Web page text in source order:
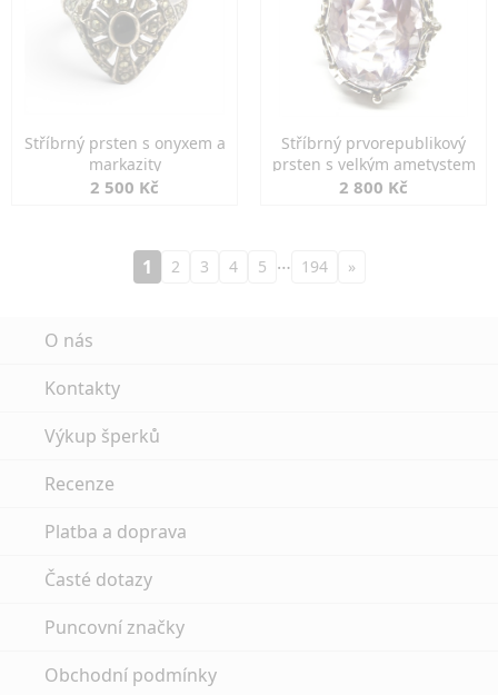
Stříbrný prsten s onyxem a
markazity
2 500 Kč
Stříbrný prvorepublikový
prsten s velkým ametystem
2 800 Kč
1 2 3 4 5 … 194 »
O nás
Kontakty
Výkup šperků
Recenze
Platba a doprava
Časté dotazy
Puncovní značky
Obchodní podmínky